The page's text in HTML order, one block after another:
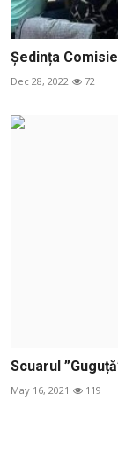
Ședința
Dec 28, 2022 72
Scuarul
May 16, 2021 119